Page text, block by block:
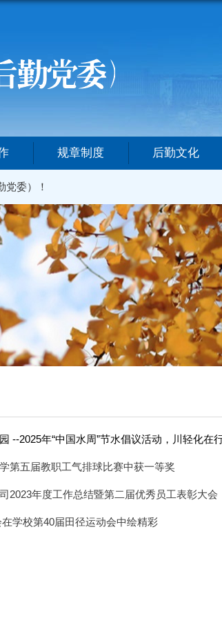
规章制度 后勤文化
党委）！
--2025年“中国水周”节水倡议活动，川轻化在
第五届教职工气排球比赛中获一等奖
2023年度工作总结暨第二届优秀员工表彰大会
学校第40届田径运动会中绘精彩